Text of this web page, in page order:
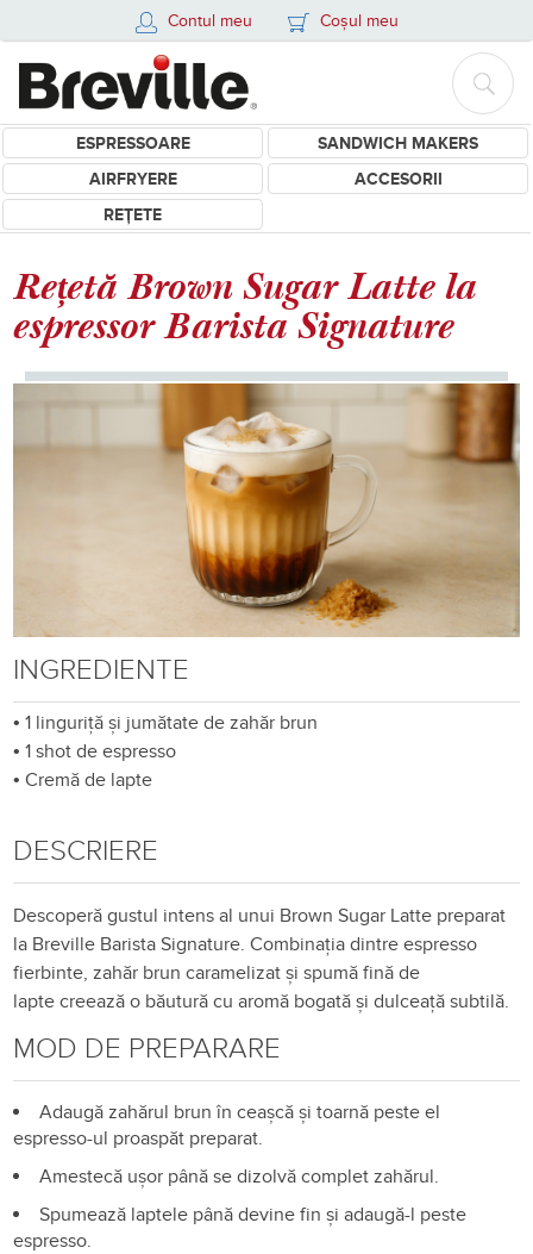
Contul meu Coșul meu
ESPRESSOARE
SANDWICH MAKERS
AIRFRYERE
ACCESORII
REȚETE
Rețetă Brown Sugar Latte la
espressor Barista Signature
INGREDIENTE
•1 linguriță și jumătate de zahăr brun
•1 shot de espresso
•Cremă de lapte
DESCRIERE
Descoperă gustul intens al unui Brown Sugar Latte preparat
la Breville Barista Signature. Combinația dintreespresso
fierbinte,zahăr brun caramelizat șispumă fină de
lapte creează o băutură cu aromă bogată și dulceață subtilă.
MOD DE PREPARARE
Adaugă zahărul brun în ceașcă și toarnă peste el
espresso-ul proaspăt preparat.
Amestecă ușor până se dizolvă complet zahărul.
Spumează laptele până devine fin și adaugă-l peste
espresso.